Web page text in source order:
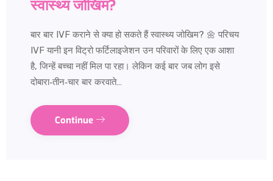
स्वास्थ्य जोखिम?
बार बार IVF कराने से क्या हो सकते हैं स्वास्थ्य जोखिम? 🌼 परिचय
IVF यानी इन विट्रो फर्टिलाइजेशन उन परिवारों के लिए एक आशा
है, जिन्हें बच्चा नहीं मिल पा रहा। लेकिन कई बार जब लोग इसे
दोबारा‑तीन‑चार बार करवाते…
Continue